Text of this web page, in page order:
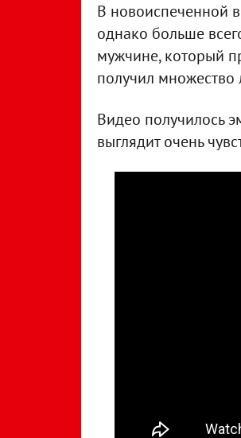
В новоиспеченной
однако больше
мужчине, который
получил множество
Видео получилось
выглядит очень